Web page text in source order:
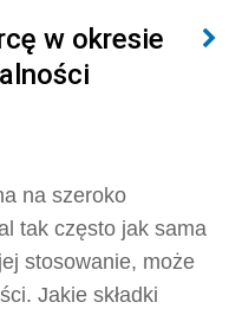
w okresie
na szeroko
tak często jak sama
stosowanie, może
Jakie składki